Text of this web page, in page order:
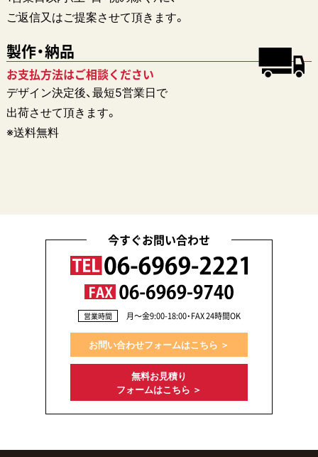
ご返信又はご提案させて頂きます。
製作・納品
お支払方法はご相談ください
デザイン決定後、最短5営業日で
出荷させて頂きます。
※送料無料
今すぐお問い合わせ
営業時間 月〜金9:00-18:00・FAX 24時間OK
お問い合わせフォームはこちら ＞
無料お見積り
フォームはこちら ＞